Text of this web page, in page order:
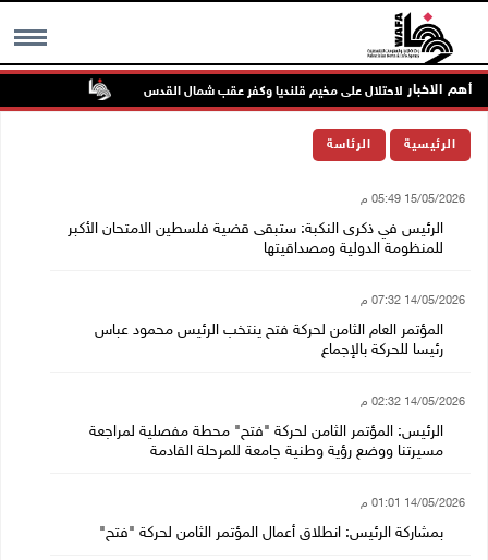
MENU أهم الاخبار
الرئيسية الرئاسة
15/05/2026 05:49 م
الرئيس في ذكرى النكبة: ستبقى قضية فلسطين الامتحان الأكبر
للمنظومة الدولية ومصداقيتها
14/05/2026 07:32 م
المؤتمر العام الثامن لحركة فتح ينتخب الرئيس محمود عباس
رئيسا للحركة بالإجماع
14/05/2026 02:32 م
الرئيس: المؤتمر الثامن لحركة "فتح" محطة مفصلية لمراجعة
مسيرتنا ووضع رؤية وطنية جامعة للمرحلة القادمة
14/05/2026 01:01 م
بمشاركة الرئيس: انطلاق أعمال المؤتمر الثامن لحركة "فتح"